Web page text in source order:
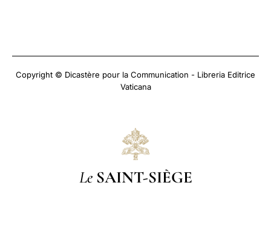
Copyright © Dicastère pour la Communication - Libreria Editrice
Vaticana
Le SAINT-SIÈGE